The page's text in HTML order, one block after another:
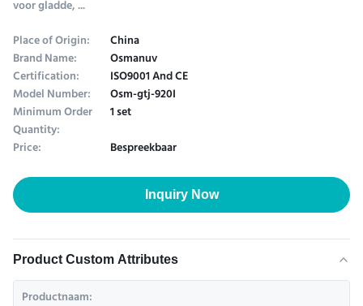
voor gladde, ...
Place of Origin:
China
Brand Name: Osmanuv
Certification: ISO9001 And CE
Model Number: Osm-gtj-920I
Minimum Order
Quantity:
1 set
Price:
Bespreekbaar
Inquiry Now
Product Custom Attributes
Productnaam: